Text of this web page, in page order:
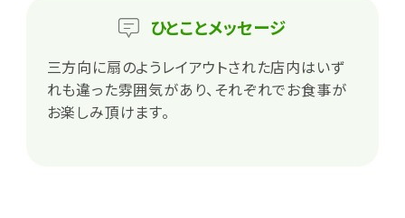
ひとことメッセージ
三方向に扇のようレイアウトされた店内はいず
れも違った雰囲気があり、それぞれでお食事が
お楽しみ頂けます。